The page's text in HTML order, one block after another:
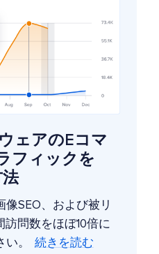
ェアのEコマ
フィックを
SEO、および被リ
問数をほぼ10倍に
。
続きを読む